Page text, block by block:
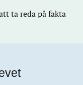
ta reda på fakta